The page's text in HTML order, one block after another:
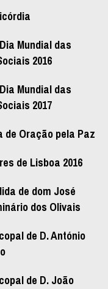
Mundial das
2016
Mundial das
2017
de Oração pela Paz
de Lisboa 2016
de dom José
dos Olivais
de D. António
de D. João